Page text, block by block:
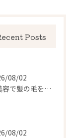
Posts
08/02
訪問美容で髪の毛を整える事前準備と安心料金ポイントを徹底解説
08/02